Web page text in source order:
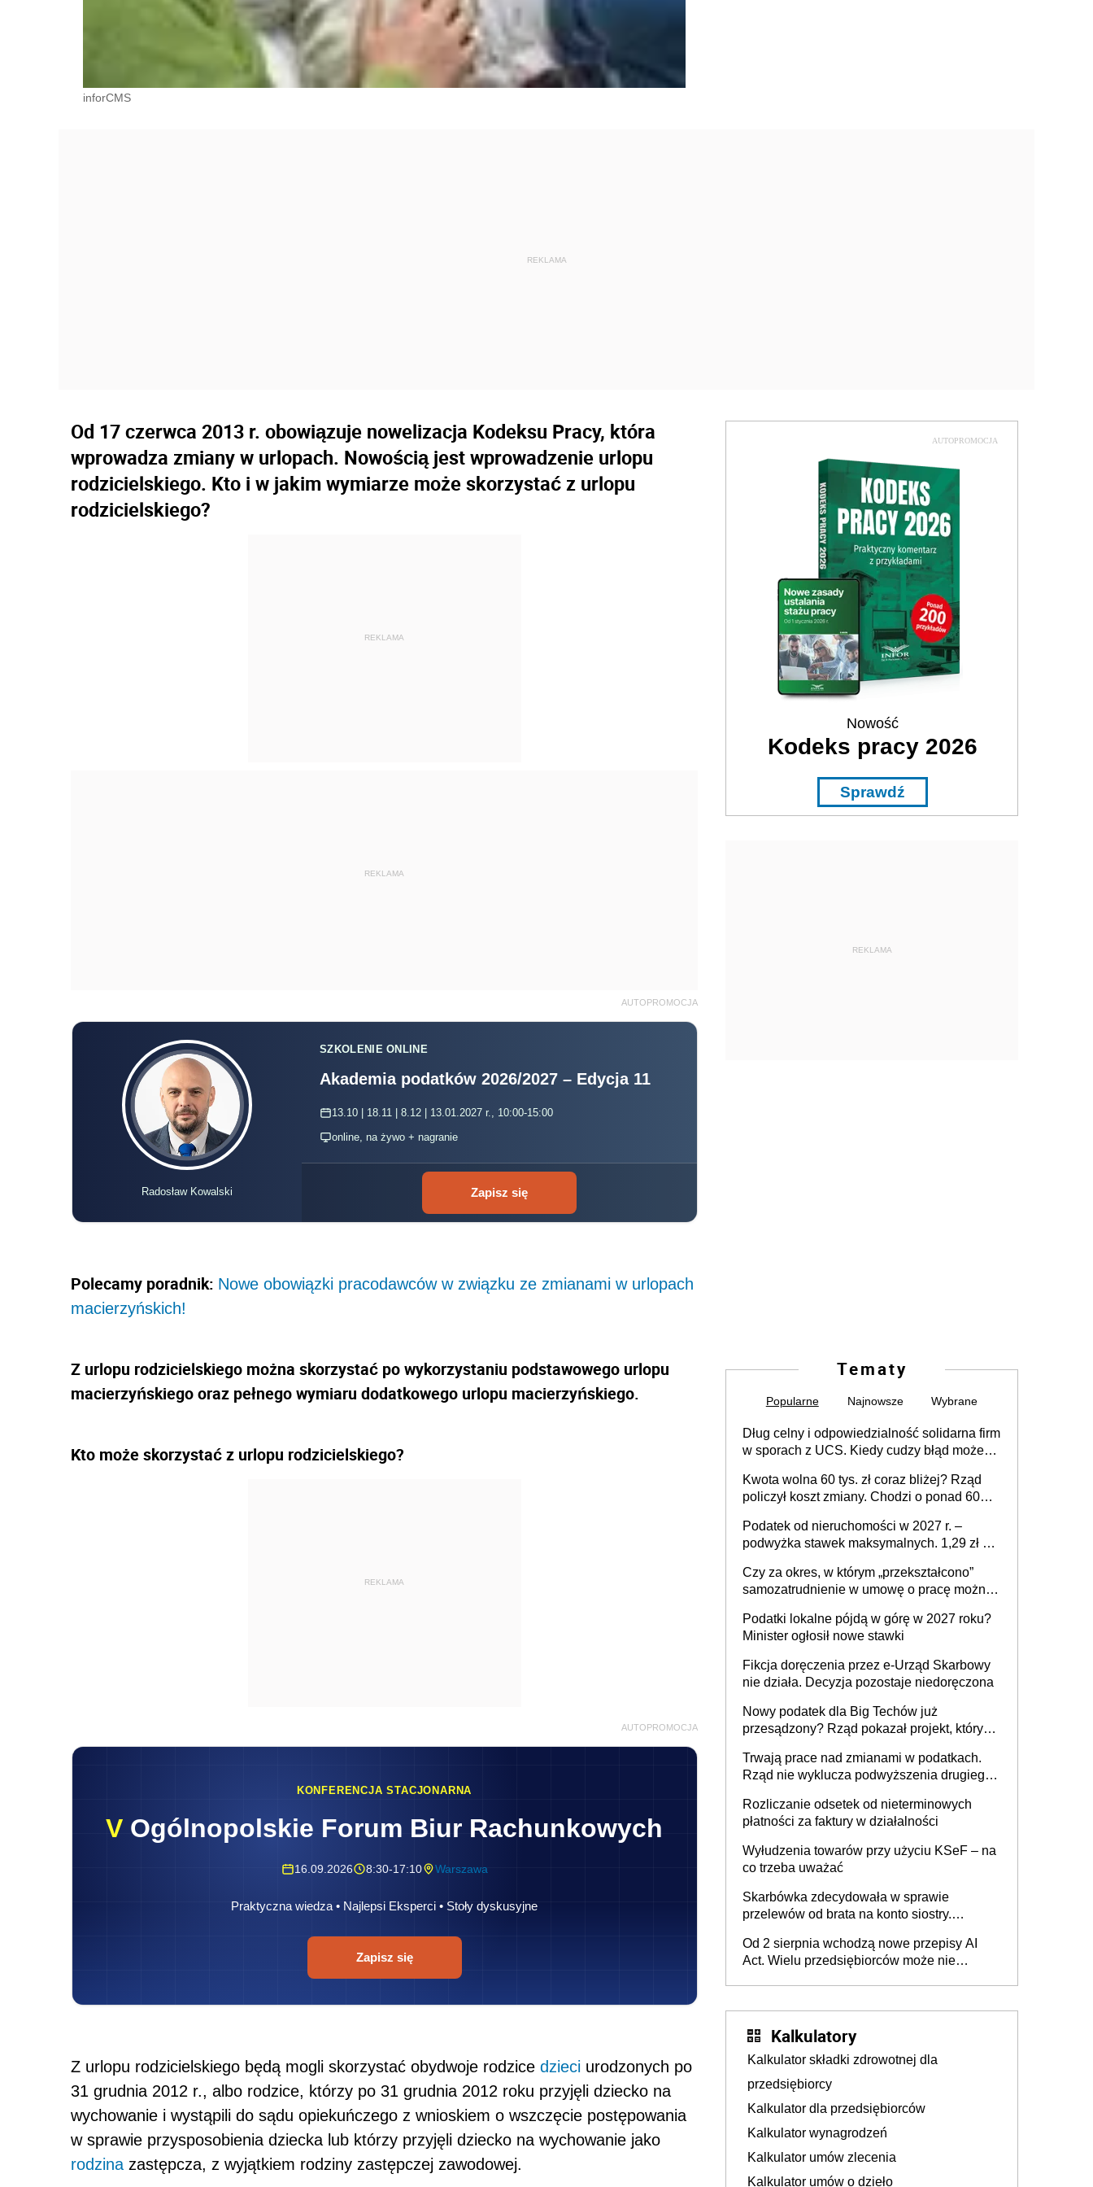
inforCMS
Od 17 czerwca 2013 r. obowiązuje nowelizacja Kodeksu Pracy, która
wprowadza zmiany w urlopach. Nowością jest wprowadzenie urlopu
rodzicielskiego. Kto i w jakim wymiarze może skorzystać z urlopu
rodzicielskiego?
REKLAMA
REKLAMA
AUTOPROMOCJA
Radosław Kowalski
SZKOLENIE ONLINE
Akademia podatków 2026/2027 – Edycja 11
13.10 | 18.11 | 8.12 | 13.01.2027 r., 10:00-15:00
online, na żywo + nagranie
Zapisz się
Polecamy poradnik: Nowe obowiązki pracodawców w związku ze zmianami w urlopach
macierzyńskich!
Z urlopu rodzicielskiego można skorzystać po wykorzystaniu podstawowego urlopu
macierzyńskiego oraz pełnego wymiaru dodatkowego urlopu macierzyńskiego.
Kto może skorzystać z urlopu rodzicielskiego?
REKLAMA
AUTOPROMOCJA
KONFERENCJA STACJONARNA
V Ogólnopolskie Forum Biur Rachunkowych
16.09.2026 8:30-17:10 Warszawa
Praktyczna wiedza • Najlepsi Eksperci • Stoły dyskusyjne
Zapisz się
Z urlopu rodzicielskiego będą mogli skorzystać obydwoje rodzice dzieci urodzonych po
31 grudnia 2012 r., albo rodzice, którzy po 31 grudnia 2012 roku przyjęli dziecko na
wychowanie i wystąpili do sądu opiekuńczego z wnioskiem o wszczęcie postępowania
w sprawie przysposobienia dziecka lub którzy przyjęli dziecko na wychowanie jako
rodzina zastępcza, z wyjątkiem rodziny zastępczej zawodowej.
AUTOPROMOCJA
Nowość
Kodeks pracy 2026
Sprawdź
REKLAMA
Tematy
Popularne Najnowsze Wybrane
Dług celny i odpowiedzialność solidarna firm
w sporach z UCS. Kiedy cudzy błąd może
Kwota wolna 60 tys. zł coraz bliżej? Rząd
policzył koszt zmiany. Chodzi o ponad 60
Podatek od nieruchomości w 2027 r. –
podwyżka stawek maksymalnych. 1,29 zł za
budynków i lokali związanych z
prowadzeniem działalności gospodarczej
Czy za okres, w którym „przekształcono”
samozatrudnienie w umowę o pracę można
umowy cywilnoprawnej jedynym
racjonalnym wyjściem
Podatki lokalne pójdą w górę w 2027 roku?
Minister ogłosił nowe stawki
Fikcja doręczenia przez e-Urząd Skarbowy
nie działa. Decyzja pozostaje niedoręczona
Nowy podatek dla Big Techów już
przesądzony? Rząd pokazał projekt, który
Trwają prace nad zmianami w podatkach.
Rząd nie wyklucza podwyższenia drugiego
Rozliczanie odsetek od nieterminowych
płatności za faktury w działalności
Wyłudzenia towarów przy użyciu KSeF – na
co trzeba uważać
Skarbówka zdecydowała w sprawie
przelewów od brata na konto siostry.
darowizna, ale podatku jednak nie będzie
Od 2 sierpnia wchodzą nowe przepisy AI
Act. Wielu przedsiębiorców może nie
Kalkulatory
Kalkulator składki zdrowotnej dla
przedsiębiorcy
Kalkulator dla przedsiębiorców
Kalkulator wynagrodzeń
Kalkulator umów zlecenia
Kalkulator umów o dzieło